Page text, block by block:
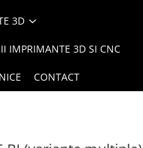
3D
IMPRIMANTE 3D SI CNC
CONTACT